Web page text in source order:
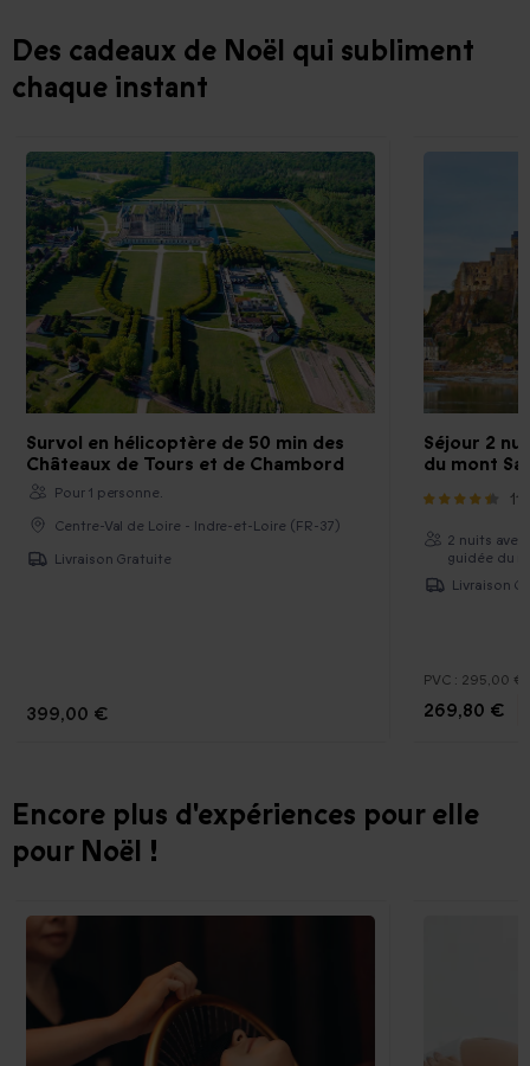
Des cadeaux de Noël qui subliment
chaque instant
Survol en hélicoptère de 50 min des
Châteaux de Tours et de Chambord
Pour 1 personne.
Centre-Val de Loire - Indre-et-Loire (FR-37)
Livraison Gratuite
399,00 €
Séjour 2
du mont
112
2 nuits
guidée du
Livraison
PVC : 295,00 €
269,80 €
Encore plus d'expériences pour elle
pour Noël !